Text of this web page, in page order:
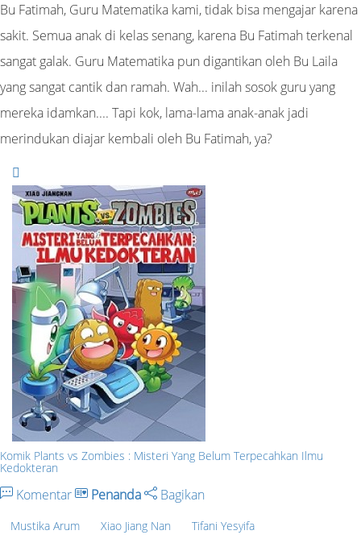
Bu Fatimah, Guru Matematika kami, tidak bisa mengajar karena
sakit. Semua anak di kelas senang, karena Bu Fatimah terkenal
sangat galak. Guru Matematika pun digantikan oleh Bu Laila
yang sangat cantik dan ramah. Wah... inilah sosok guru yang
mereka idamkan.... Tapi kok, lama-lama anak-anak jadi
merindukan diajar kembali oleh Bu Fatimah, ya?
Komik Plants vs Zombies : Misteri Yang Belum Terpecahkan Ilmu
Kedokteran
Komentar Penanda Bagikan
Mustika Arum Xiao Jiang Nan Tifani Yesyifa